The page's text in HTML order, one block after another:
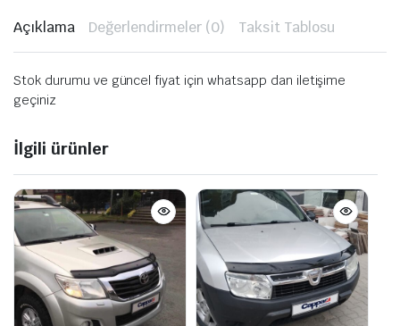
Açıklama Değerlendirmeler (0) Taksit Tablosu
Stok durumu ve güncel fiyat için whatsapp dan iletişime
geçiniz
İlgili ürünler